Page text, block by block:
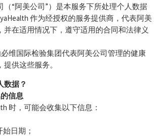
（“阿美公司”）是本服务下所处理个人数据
作为经授权的服务提供商，代表阿美
并在适用情况下，遵守适用的合同和法律义
必维国际检验集团代表阿美公司管理的健康
供这些服务。
数据？
信息
时，可能会收集以下信息：
日期；